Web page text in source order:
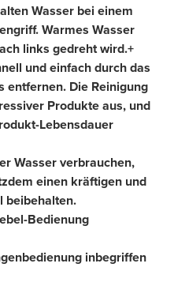
Wasser bei einem
Warmes Wasser
links gedreht wird.+
und einfach durch das
entfernen. Die Reinigung
Produkte aus, und
Lebensdauer
Wasser verbrauchen,
einen kräftigen und
beibehalten.
Bedienung
inbegriffen